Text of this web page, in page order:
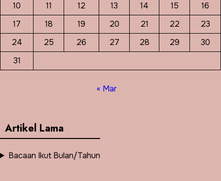
10
11 12 13 14 15
16
17
18 19 20 21 22
23
24
25 26 27 28 29
30
31
« Mar
Artikel Lama
Bacaan Ikut Bulan/Tahun